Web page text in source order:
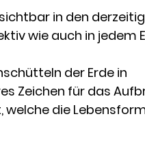
in den
wie auch in jedem
der Erde in
Zeichen für das
die